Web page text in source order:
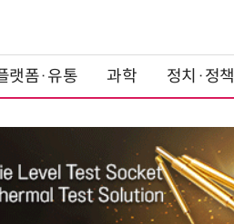
랫폼·유통 과학 정치·정책